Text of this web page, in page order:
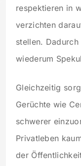
respektieren in
verzichten
stellen.
wiederum
Gleichzeitig
Gerüchte wie
schwerer
Privatleben
der